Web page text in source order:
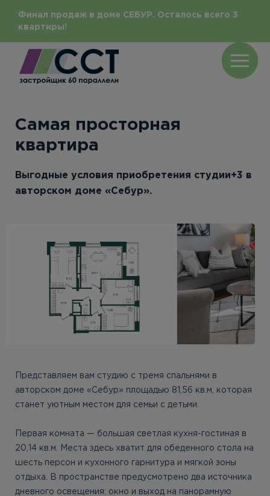
Финал продаж в доме СЕБУР. Осталось всего 3
квартиры!
Самая просторная
квартира
Выгодные условия приобретения студии+3 в
авторском доме «Себур».
Представляем вам студию с тремя спальнями в
авторском доме «Себур» площадью 81,56 кв.м, которая
станет уютным местом для семьи с детьми.
Первая комната — большая светлая кухня-гостиная в
20,14 кв.м. Места здесь хватит для обеденного стола на
шесть персон и кухонного гарнитура и мягкой зоны
отдыха. В пространстве предусмотрено два источника
дневного освещения: окно и выход на панорамную